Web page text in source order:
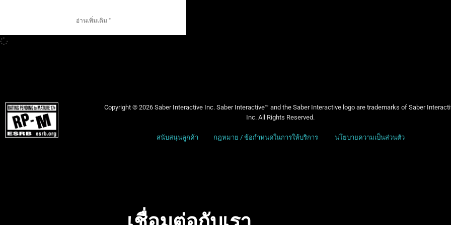
อ่านเพิ่มเติม "
Copyright © 2026 Saber Interactive Inc. Saber Interactive™ and the Saber Interactive logo are trademarks of Saber
Inc. All Rights Reserved.
สนับสนุนลูกค้า กฎหมาย / ข้อกำหนดในการให้บริการ นโยบายความเป็นส่วนตัว